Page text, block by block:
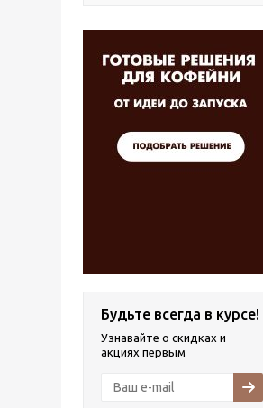
Будьте всегда в курсе!
Узнавайте о скидках и
акциях первым